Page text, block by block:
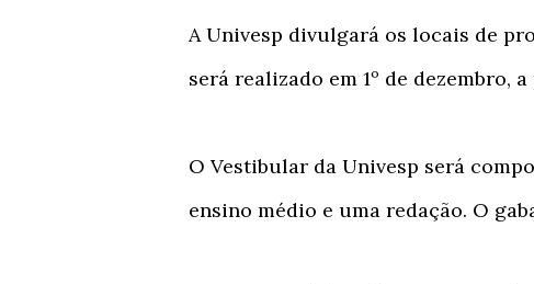
A Univesp divulgará os locais de
será realizado em 1º de dezembro,
O Vestibular da Univesp será
ensino médio e uma redação. O